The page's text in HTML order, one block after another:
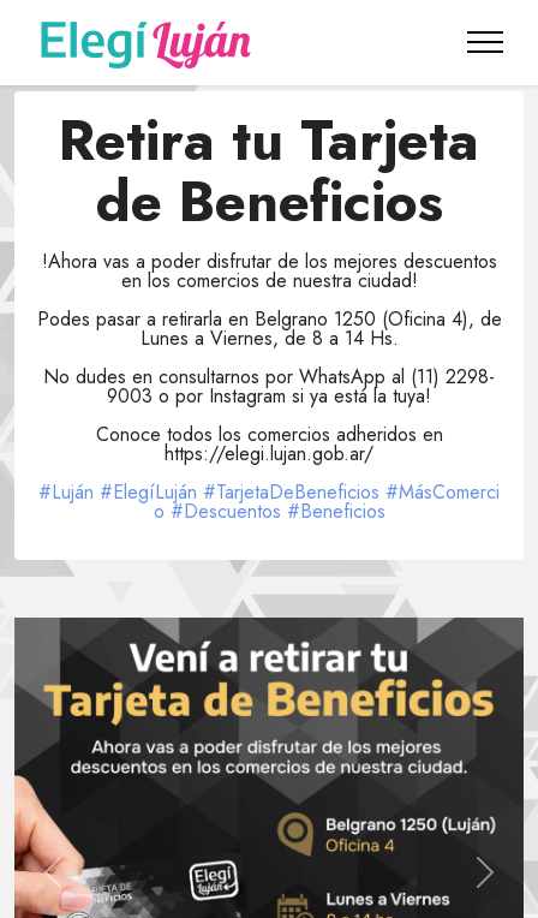
Retira tu Tarjeta
de Beneficios
!Ahora vas a poder disfrutar de los mejores descuentos
en los comercios de nuestra ciudad!
Podes pasar a retirarla en Belgrano 1250 (Oficina 4), de
Lunes a Viernes, de 8 a 14 Hs.
No dudes en consultarnos por WhatsApp al (11) 2298-
9003 o por Instagram si ya está la tuya!
Conoce todos los comercios adheridos en
https://elegi.lujan.gob.ar/
#Luján #ElegíLuján #TarjetaDeBeneficios #MásComerci
o #Descuentos #Beneficios